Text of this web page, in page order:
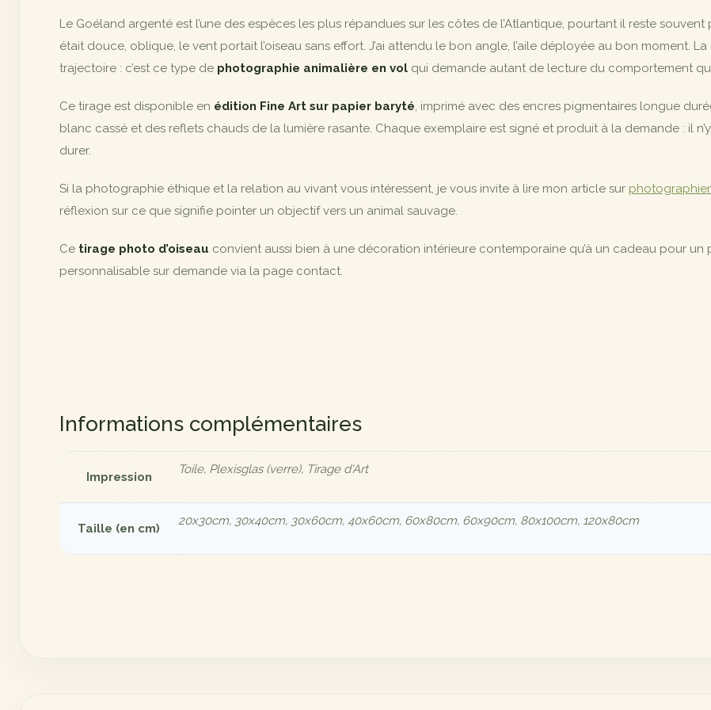
Le Goéland argenté est l’une des espèces les plus répandues sur les côtes de l’Atlantique, pourtant il reste
était douce, oblique, le vent portait l’oiseau sans effort. J’ai attendu le bon angle, l’aile déployée au bon moment.
trajectoire : c’est ce type de photographie animalière en vol qui demande autant de lecture du comportement
Ce tirage est disponible en édition Fine Art sur papier baryté, imprimé avec des encres pigmentaires longue
blanc cassé et des reflets chauds de la lumière rasante. Chaque exemplaire est signé et produit à la demande : il
durer.
Si la photographie éthique et la relation au vivant vous intéressent, je vous invite à lire mon article sur
réflexion sur ce que signifie pointer un objectif vers un animal sauvage.
Ce tirage photo d’oiseau convient aussi bien à une décoration intérieure contemporaine qu’à un cadeau pour un
personnalisable sur demande via la page contact.
Informations complémentaires
Impression
Toile, Plexisglas (verre), Tirage d'Art
Taille (en cm)
20x30cm, 30x40cm, 30x60cm, 40x60cm, 60x80cm, 60x90cm, 80x100cm, 120x80cm